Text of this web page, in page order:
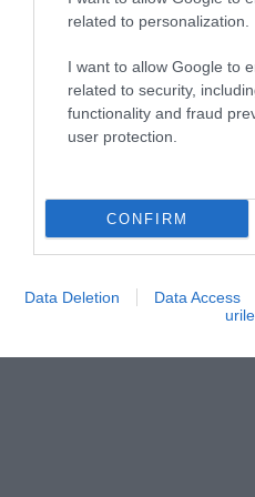
related to personalization.
I want to allow Google to
related to security,
functionality and fraud
user protection.
CONFIRM
Data Deletion Data Access
urile